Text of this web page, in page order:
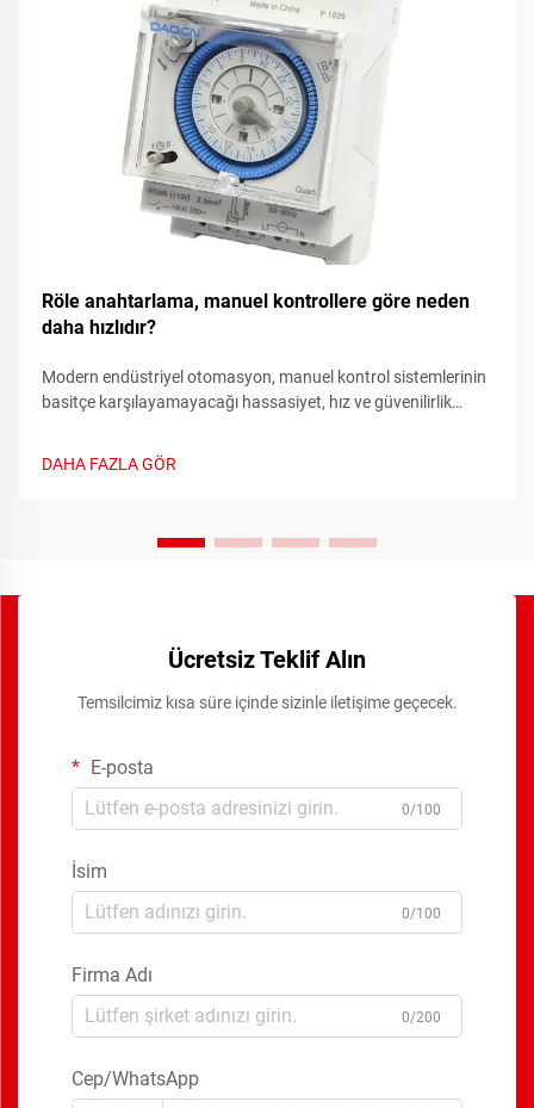
Röle anahtarlama, manuel kontrollere göre neden
daha hızlıdır?
Modern endüstriyel otomasyon, manuel kontrol sistemlerinin
basitçe karşılayamayacağı hassasiyet, hız ve güvenilirlik
röle sistemlere geçiş, elektrik kontrol sistemlerindeki en önemli
DAHA FAZLA GÖR
Ücretsiz Teklif Alın
Temsilcimiz kısa süre içinde sizinle iletişime geçecek.
E-posta
0/100
İsim
0/100
Firma Adı
0/200
Cep/WhatsApp